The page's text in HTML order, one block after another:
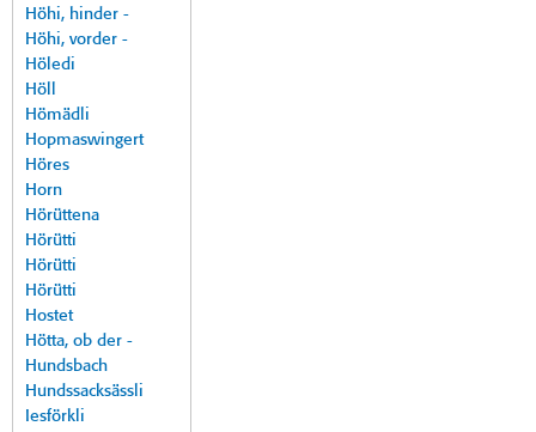
Höhi, hinder -
Höhi, vorder -
Höledi
Höll
Hömädli
Hopmaswingert
Höres
Horn
Hörüttena
Hörütti
Hörütti
Hörütti
Hostet
Hötta, ob der -
Hundsbach
Hundssacksässli
Iesförkli